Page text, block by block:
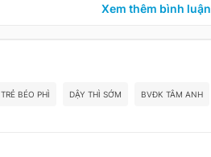
Xem thêm bình luận
TRẺ BÉO PHÌ DẬY THÌ SỚM BVĐK TÂM ANH